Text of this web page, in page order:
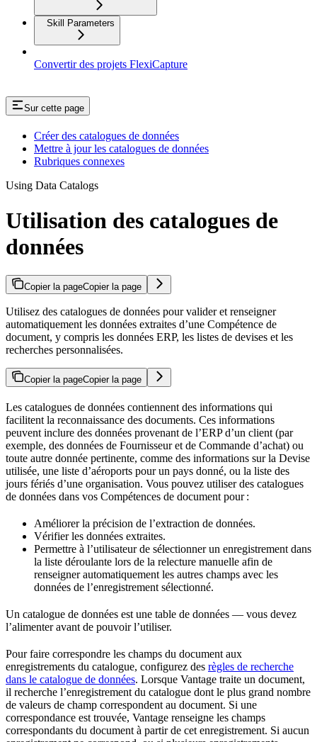
Skill Parameters
Convertir des projets FlexiCapture
Sur cette page
Créer des catalogues de données
Mettre à jour les catalogues de données
Rubriques connexes
Using Data Catalogs
Utilisation des catalogues de
données
Copier la pageCopier la page
Utilisez des catalogues de données pour valider et renseigner
automatiquement les données extraites d’une Compétence de
document, y compris les données ERP, les listes de devises et les
recherches personnalisées.
Copier la pageCopier la page
Les catalogues de données contiennent des informations qui
facilitent la reconnaissance des documents. Ces informations
peuvent inclure des données provenant de l’ERP d’un client (par
exemple, des données de Fournisseur et de Commande d’achat) ou
toute autre donnée pertinente, comme des informations sur la Devise
utilisée, une liste d’aéroports pour un pays donné, ou la liste des
jours fériés d’une organisation. Vous pouvez utiliser des catalogues
de données dans vos Compétences de document pour :
Améliorer la précision de l’extraction de données.
Vérifier les données extraites.
Permettre à l’utilisateur de sélectionner un enregistrement dans
la liste déroulante lors de la relecture manuelle afin de
renseigner automatiquement les autres champs avec les
données de l’enregistrement sélectionné.
Un catalogue de données est une table de données — vous devez
l’alimenter avant de pouvoir l’utiliser.
Pour faire correspondre les champs du document aux
enregistrements du catalogue, configurez des règles de recherche
dans le catalogue de données. Lorsque Vantage traite un document,
il recherche l’enregistrement du catalogue dont le plus grand nombre
de valeurs de champ correspondent au document. Si une
correspondance est trouvée, Vantage renseigne les champs
correspondants du document à partir de cet enregistrement. Si aucun